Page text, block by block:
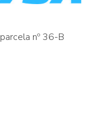
nº 36-B